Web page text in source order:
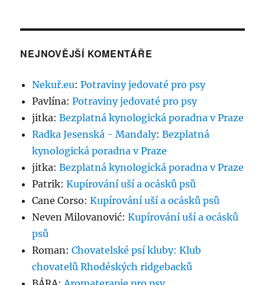
NEJNOVĚJŠÍ KOMENTÁŘE
Nekuř.eu:Potraviny jedovaté pro psy
Pavlína:Potraviny jedovaté pro psy
jitka:Bezplatná kynologická poradna v Praze
Radka Jesenská - Mandaly:Bezplatná
kynologická poradna v Praze
jitka:Bezplatná kynologická poradna v Praze
Patrik:Kupírování uší a ocásků psů
Cane Corso:Kupírování uší a ocásků psů
Neven Milovanović:Kupírování uší a ocásků
psů
Roman:Chovatelské psí kluby: Klub
chovatelů Rhodéských ridgebacků